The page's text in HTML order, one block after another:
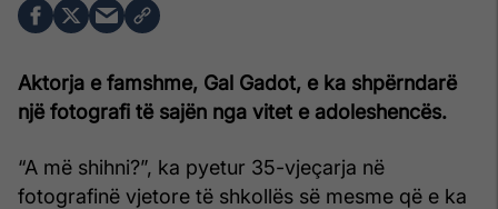
Aktorja e famshme, Gal Gadot, e ka shpërndarë
një fotografi të sajën nga vitet e adoleshencës.
“A më shihni?”, ka pyetur 35-vjeçarja në
fotografinë vjetore të shkollës së mesme që e ka